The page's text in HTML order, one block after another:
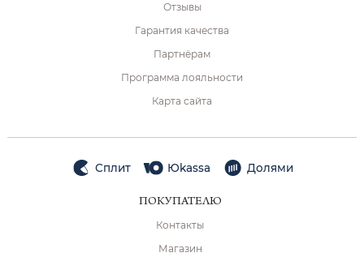
Отзывы
Гарантия качества
Партнёрам
Программа лояльности
Карта сайта
Сплит Юkassa Долями
ПОКУПАТЕЛЮ
Контакты
Магазин